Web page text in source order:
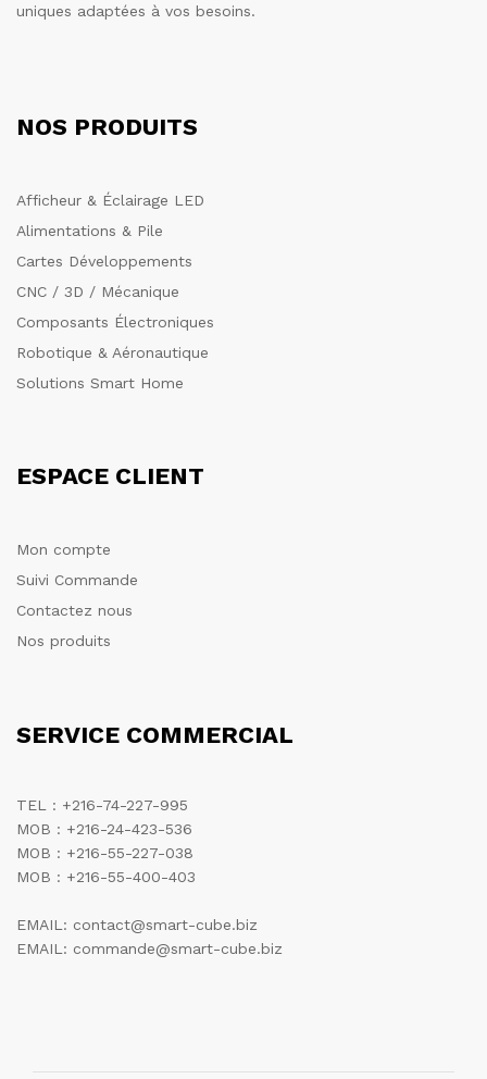
uniques adaptées à vos besoins.
NOS PRODUITS
Afficheur & Éclairage LED
Alimentations & Pile
Cartes Développements
CNC / 3D / Mécanique
Composants Électroniques
Robotique & Aéronautique
Solutions Smart Home
ESPACE CLIENT
Mon compte
Suivi Commande
Contactez nous
Nos produits
SERVICE COMMERCIAL
TEL : +216-74-227-995
MOB : +216-24-423-536
MOB : +216-55-227-038
MOB : +216-55-400-403
EMAIL: contact@smart-cube.biz
EMAIL: commande@smart-cube.biz